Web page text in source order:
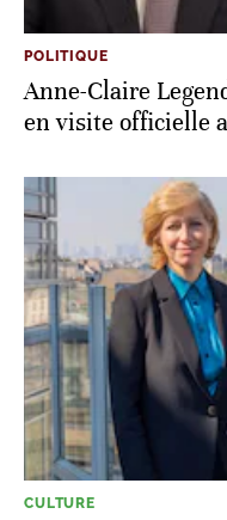
POLITIQUE
Anne-Claire
en visite officielle
CULTURE